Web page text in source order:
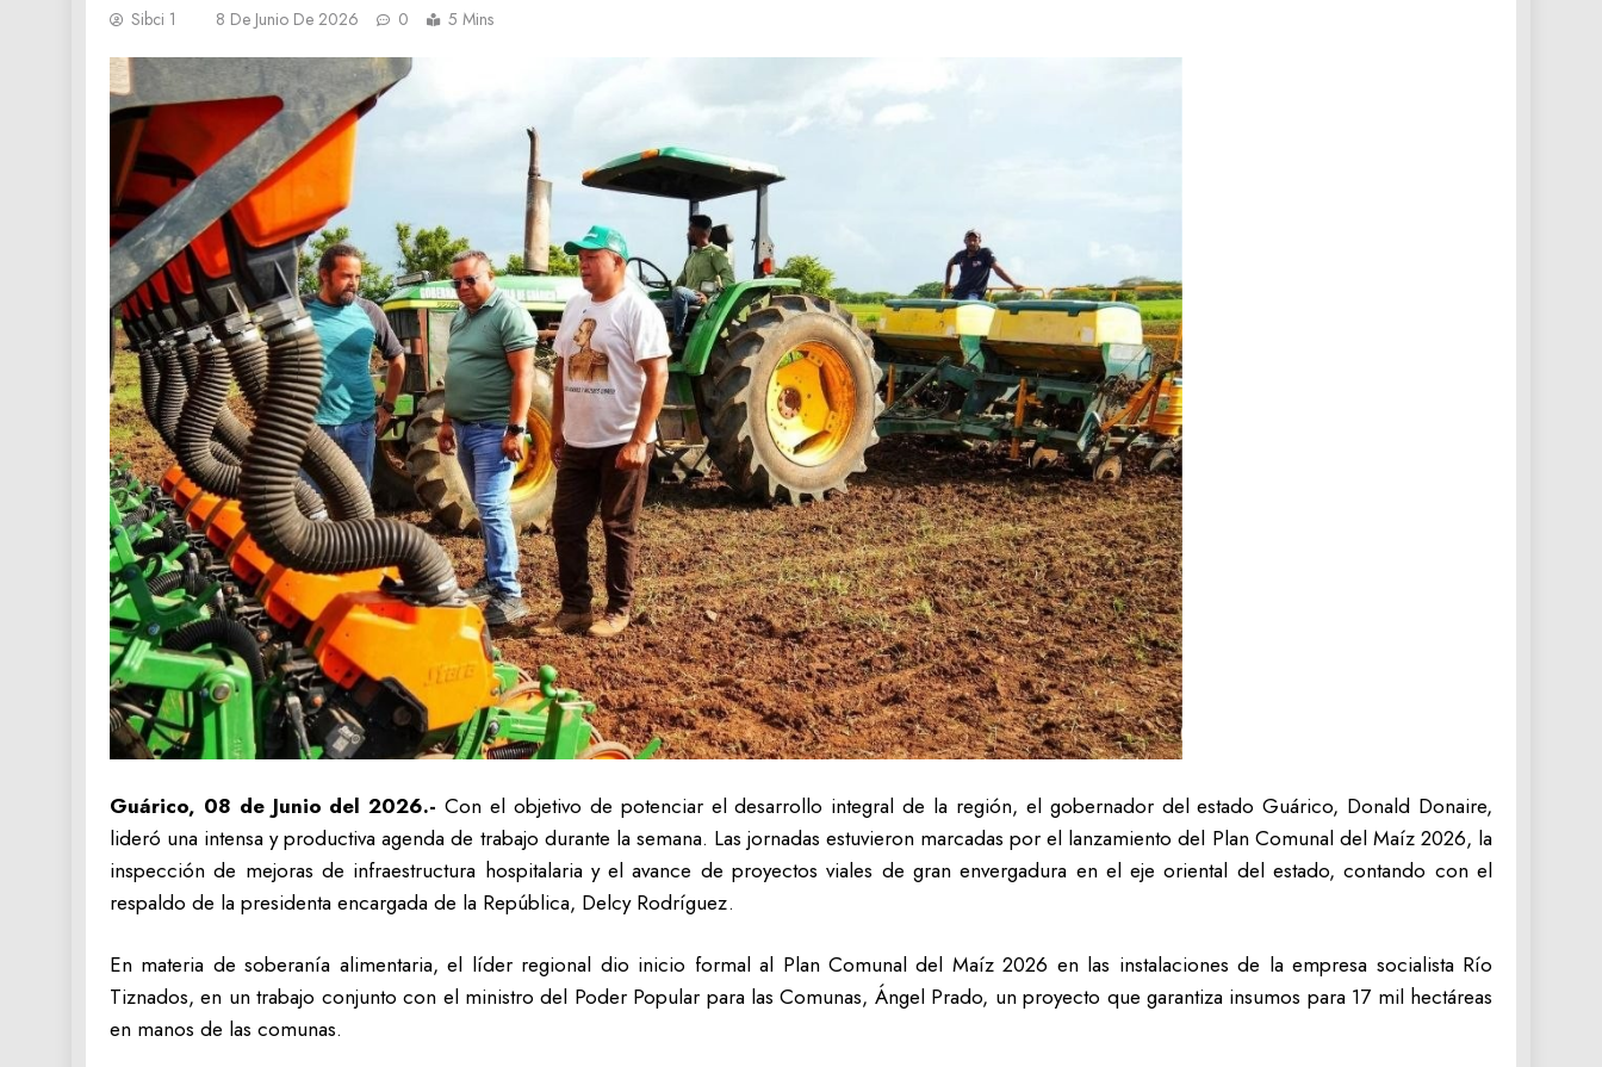
Sibci 1 8 De Junio De 2026 0 5 Mins
Guárico, 08 de Junio del 2026.- Con el objetivo de potenciar el desarrollo integral de la región, el gobernador del estado Guárico, Donald Donaire,
lideró una intensa y productiva agenda de trabajo durante la semana. Las jornadas estuvieron marcadas por el lanzamiento del Plan Comunal del Maíz 2026, la
inspección de mejoras de infraestructura hospitalaria y el avance de proyectos viales de gran envergadura en el eje oriental del estado, contando con el
respaldo de la presidenta encargada de la República, Delcy Rodríguez.
En materia de soberanía alimentaria, el líder regional dio inicio formal al Plan Comunal del Maíz 2026 en las instalaciones de la empresa socialista Río
Tiznados, en un trabajo conjunto con el ministro del Poder Popular para las Comunas, Ángel Prado, un proyecto que garantiza insumos para 17 mil hectáreas
en manos de las comunas.